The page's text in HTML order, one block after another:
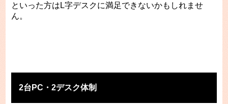
といった方はL字デスクに満足できないかもしれませ
ん。
2台PC・2デスク体制